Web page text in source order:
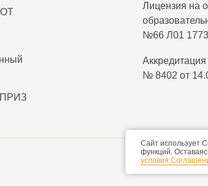
Лицензия на
№66 Л01
№ 8402 от
Сайт использует
функций.
условия